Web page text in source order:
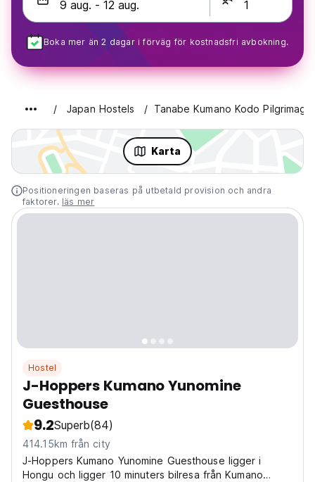
Boka mer än 2 dagar i förväg för kostnadsfri avbokning.
Japan Hostels Tanabe Kumano Kodo
Karta
Positioneringen baseras på utbetald provision och andra
faktorer. läs mer
Hostel
J-Hoppers Kumano Yunomine
Guesthouse
9.2Superb(84)
414.15km från city
J-Hoppers Kumano Yunomine Guesthouse ligger i
Hongu och ligger 10 minuters bilresa från Kumano